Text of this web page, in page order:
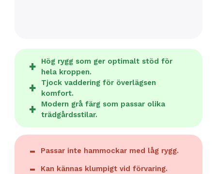
Hög rygg som ger optimalt stöd för
hela kroppen.
Tjock vaddering för överlägsen
komfort.
Modern grå färg som passar olika
trädgårdsstilar.
Passar inte hammockar med låg rygg.
Kan kännas klumpigt vid förvaring.